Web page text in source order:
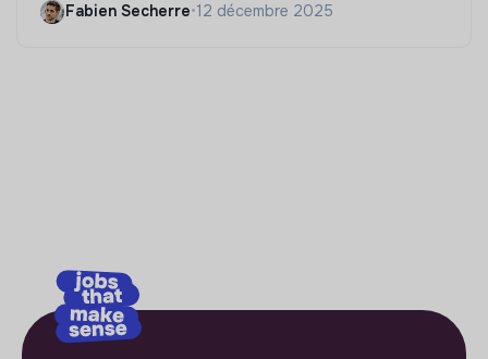
Fabien Secherre•12 décembre 2025